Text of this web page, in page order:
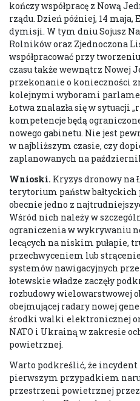
kończy współpracę z Nową
rządu. Dzień później, 14 maja,
dymisji. W tym dniu Sojusz
Rolników oraz Zjednoczona
współpracować przy tworzeniu
czasu także wewnątrz Nowej
przekonanie o konieczności
kolejnymi wyborami
Łotwa znalazła się w sytuacji
kompetencje będą
nowego gabinetu. Nie jest
w najbliższym czasie, czy
zaplanowanych na
Wnioski. Kryzys dronowy na
terytorium państw
obecnie jedno z
Wśród nich należy w
ograniczenia w wykrywaniu
lecących na niskim pułapie,
przechwyceniem lub
systemów nawigacyjnych
łotewskie władze zaczęły
rozbudowy wielowarstwowej
obejmującej radary nowej
środki walki elektronicznej
NATO i Ukrainą w zakresie
powietrznej.
Warto podkreślić, że incydent
pierwszym przypadkiem
przestrzeni powietrznej przez